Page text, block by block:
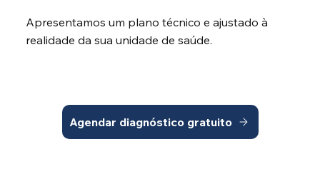
Apresentamos um plano técnico e ajustado à
realidade da sua unidade de saúde.
Agendar diagnóstico gratuito